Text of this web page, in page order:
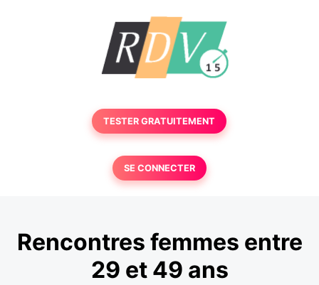
TESTER GRATUITEMENT
SE CONNECTER
Rencontres femmes entre
29 et 49 ans